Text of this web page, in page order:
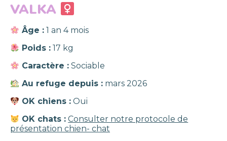
VALKA
Âge : 1 an 4 mois
Poids : 17 kg
Caractère : Sociable
Au refuge depuis : mars 2026
OK chiens : Oui
OK chats : Consulter notre protocole de
présentation chien- chat